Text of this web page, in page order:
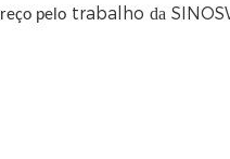
pelotrabalho da